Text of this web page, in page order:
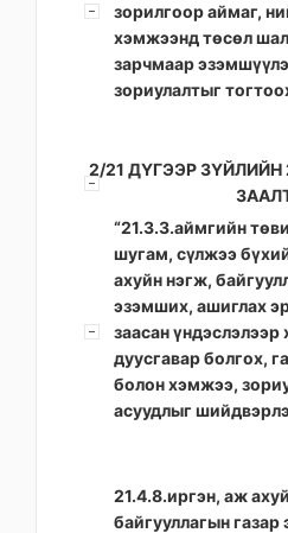
зорилгоор аймаг,
хэмжээнд төсөл
зарчмаар
зориулалтыг
2/21 ДҮГЭЭР ЗҮЙЛИЙН
“21.3.3.аймгийн
шугам, сүлжээ
ахуйн нэгж,
эзэмших, ашиглах
заасан үндэслэлээр
дуусгавар болгох,
болон хэмжээ,
асуудлыг
21.4.8.иргэн, аж
байгууллагын